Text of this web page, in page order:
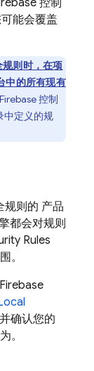
控制
能会覆盖
则时，在项
中的所有现有
Firebase控制
中定义的规
规则的 产品
都会对规则
Rules
。
Firebase
确认您的
。